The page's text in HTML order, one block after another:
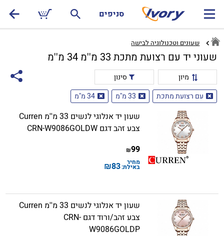
סניפים
שעונים וטכנולוגיה לבישה
שעוני יד עם רצועת מתכת 33 מ''מ 34 מ''מ
מיון
סינון
עם רצועת מתכת
33 מ''מ 34 מ''מ
שעון יד אנלוגי לנשים 33 מ''מ Curren
צבע זהב דגם CRN-W9086GOLDW
99
₪
מחיר
באילת:83
₪
שעון יד אנלוגי לנשים 33 מ''מ Curren
צבע זהב/ורוד דגם CRN-
W9086GOLDP